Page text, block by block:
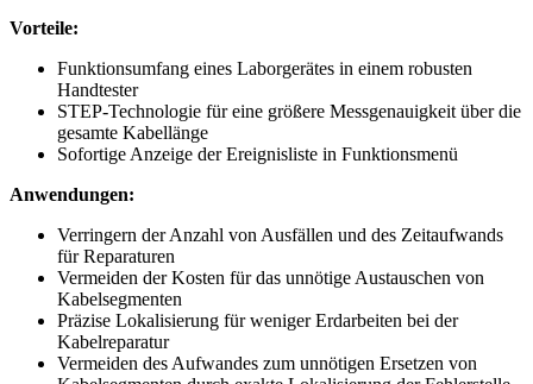
Vorteile:
Funktionsumfang eines Laborgerätes in einem robusten
Handtester
STEP-Technologie für eine größere Messgenauigkeit über die
gesamte Kabellänge
Sofortige Anzeige der Ereignisliste in Funktionsmenü
Anwendungen:
Verringern der Anzahl von Ausfällen und des Zeitaufwands
für Reparaturen
Vermeiden der Kosten für das unnötige Austauschen von
Kabelsegmenten
Präzise Lokalisierung für weniger Erdarbeiten bei der
Kabelreparatur
Vermeiden des Aufwandes zum unnötigen Ersetzen von